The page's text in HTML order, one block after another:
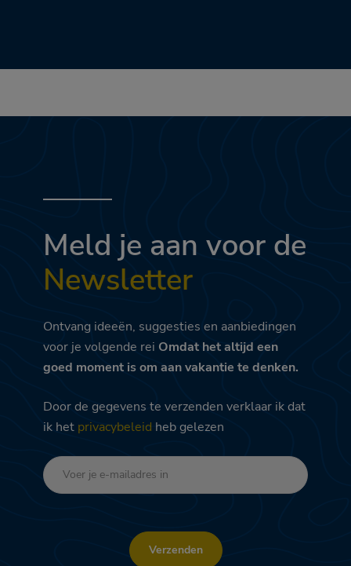
Meld je aan voor de
Newsletter
Ontvang ideeën, suggesties en aanbiedingen
voor je volgende rei Omdat het altijd een
goed moment is om aan vakantie te denken.
Door de gegevens te verzenden verklaar ik dat
ik het privacybeleid heb gelezen
Verzenden